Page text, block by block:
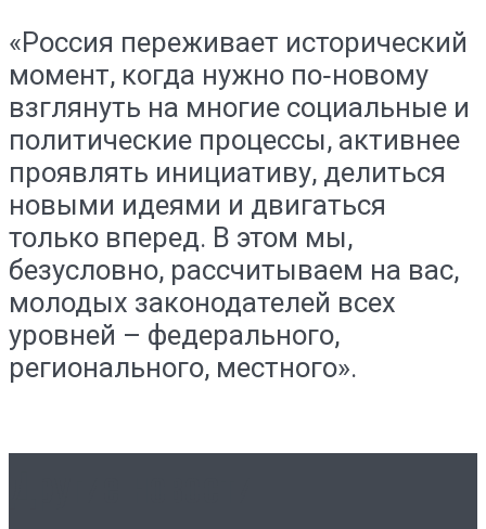
«Россия переживает исторический
момент, когда нужно по‑новому
взглянуть на многие социальные и
политические процессы, активнее
проявлять инициативу, делиться
новыми идеями и двигаться
только вперед. В этом мы,
безусловно, рассчитываем на вас,
молодых законодателей всех
уровней – федерального,
регионального, местного».